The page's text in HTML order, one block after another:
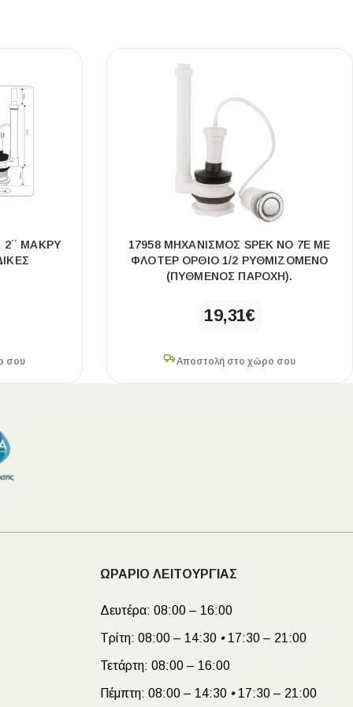
ΜΑΚΡΎ
σου
17958 ΜΗΧΑΝΙΣΜΌΣ SPEK ΝΟ 7Ε ΜΕ
ΦΛΟΤΈΡ ΌΡΘΙΟ 1/2 ΡΥΘΜΙΖΌΜΕΝΟ
(ΠΥΘΜΈΝΟΣ ΠΑΡΟΧΉ).
19,31€
Αποστολή στο χώρο σου
ΩΡΑΡΙΟ ΛΕΙΤΟΥΡΓΙΑΣ
Δευτέρα: 08:00 – 16:00
Τρίτη: 08:00 – 14:30 •17:30 – 21:00
Τετάρτη: 08:00 – 16:00
Πέμπτη: 08:00 – 14:30 •17:30 – 21:00